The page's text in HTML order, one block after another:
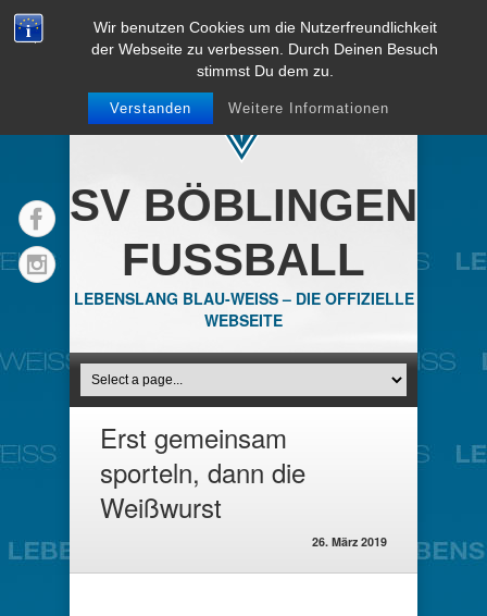
Wir benutzen Cookies um die Nutzerfreundlichkeit
der Webseite zu verbessen. Durch Deinen Besuch
stimmst Du dem zu.
Verstanden Weitere Informationen
SV BÖBLINGEN
FUSSBALL
LEBENSLANG BLAU-WEISS – DIE OFFIZIELLE
WEBSEITE
Erst gemeinsam
sporteln, dann die
Weißwurst
26. März 2019